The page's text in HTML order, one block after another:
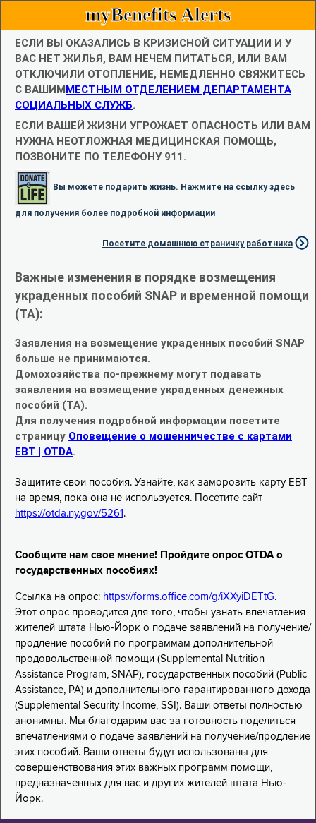
myBenefits Alerts
ЕСЛИ ВЫ ОКАЗАЛИСЬ В КРИЗИСНОЙ СИТУАЦИИ И У
ВАС НЕТ ЖИЛЬЯ, ВАМ НЕЧЕМ ПИТАТЬСЯ, ИЛИ ВАМ
ОТКЛЮЧИЛИ ОТОПЛЕНИЕ, НЕМЕДЛЕННО СВЯЖИТЕСЬ
С ВАШИММЕСТНЫМ ОТДЕЛЕНИЕМ ДЕПАРТАМЕНТА
СОЦИАЛЬНЫХ СЛУЖБ.
ЕСЛИ ВАШЕЙ ЖИЗНИ УГРОЖАЕТ ОПАСНОСТЬ ИЛИ ВАМ
НУЖНА НЕОТЛОЖНАЯ МЕДИЦИНСКАЯ ПОМОЩЬ,
ПОЗВОНИТЕ ПО ТЕЛЕФОНУ 911.
Вы можете подарить жизнь. Нажмите на ссылку здесь
для получения более подробной информации
Посетите домашнюю страничку работника
Важные изменения в порядке возмещения
украденных пособий SNAP и временной помощи
(TA):
Заявления на возмещение украденных пособий SNAP
больше не принимаются.
Домохозяйства по-прежнему могут подавать
заявления на возмещение украденных денежных
пособий (TA).
Для получения подробной информации посетите
страницу Оповещение о мошенничестве с картами
EBT | OTDA.
Защитите свои пособия. Узнайте, как заморозить карту EBT
на время, пока она не используется. Посетите сайт
https://otda.ny.gov/5261 .
Сообщите нам свое мнение! Пройдите опрос OTDA о
государственных пособиях!
Ссылка на опрос: https://forms.office.com/g/iXXyiDETtG.
Этот опрос проводится для того, чтобы узнать впечатления
жителей штата Нью-Йорк о подаче заявлений на получение/
продление пособий по программам дополнительной
продовольственной помощи (Supplemental Nutrition
Assistance Program, SNAP), государственных пособий (Public
Assistance, PA) и дополнительного гарантированного дохода
(Supplemental Security Income, SSI). Ваши ответы полностью
анонимны. Мы благодарим вас за готовность поделиться
впечатлениями о подаче заявлений на получение/продление
этих пособий. Ваши ответы будут использованы для
совершенствования этих важных программ помощи,
предназначенных для вас и других жителей штата Нью-
Йорк.